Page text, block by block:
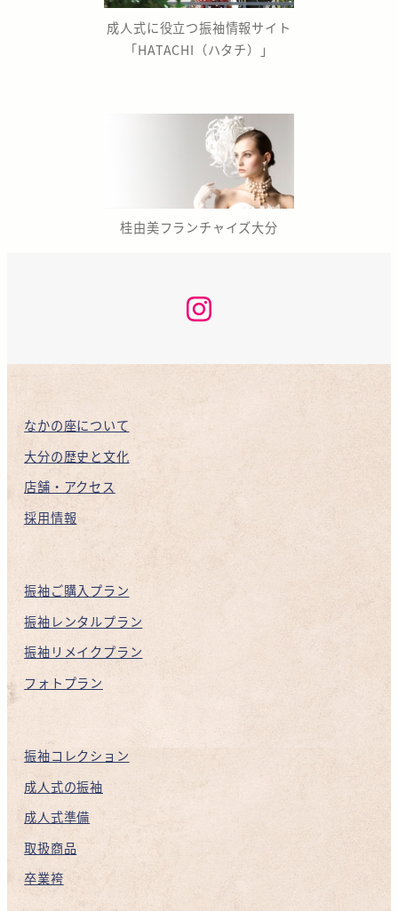
成人式に役立つ振袖情報サイト
「HATACHI（ハタチ）」
桂由美フランチャイズ大分
な
か
く
なかの座について
大分の歴史と文化
店舗・アクセス
採用情報
振袖ご購入プラン
振袖レンタルプラン
振袖リメイクプラン
フォトプラン
振袖コレクション
成人式の振袖
成人式準備
取扱商品
卒業袴